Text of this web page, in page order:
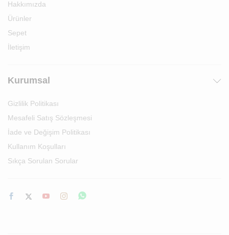
Hakkımızda
Ürünler
Sepet
İletişim
Kurumsal
Gizlilik Politikası
Mesafeli Satış Sözleşmesi
İade ve Değişim Politikası
Kullanım Koşulları
Sıkça Sorulan Sorular